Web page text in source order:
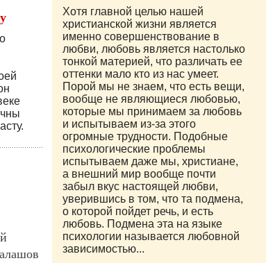
Хотя главной целью нашей
христианской жизни является
именно совершенствование в
любви, любовь является настолько
тонкой материей, что различать ее
оттенки мало кто из нас умеет.
Порой мы не знаем, что есть вещи,
вообще не являющиеся любовью,
которые мы принимаем за любовь
и испытываем из-за этого
огромные трудности. Подобные
психологические проблемы
испытываем даже мы, христиане,
а внешний мир вообще почти
забыл вкус настоящей любви,
уверившись в том, что та подмена,
о которой пойдет речь, и есть
любовь. Подмена эта на языке
психологии называется любовной
зависимостью...